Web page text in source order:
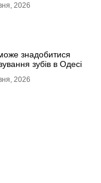
2026
знадобитися
зубів в Одесі
2026